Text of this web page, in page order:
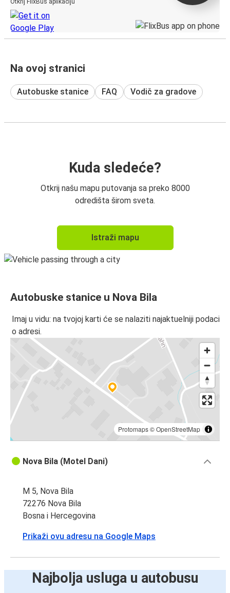
Na ovoj stranici
Autobuske stanice FAQ Vodič za gradove
Kuda sledeće?
Otkrij našu mapu putovanja sa preko 8000
odredišta širom sveta.
Istraži mapu
Autobuske stanice u Nova Bila
Imaj u vidu: na tvojoj karti će se nalaziti najaktuelniji podaci
o adresi.
Protomaps©OpenStreetMap
Nova Bila (Motel Dani)
M 5, Nova Bila
72276 Nova Bila
Bosna i Hercegovina
Prikaži ovu adresu na Google Maps
Najbolja usluga u autobusu